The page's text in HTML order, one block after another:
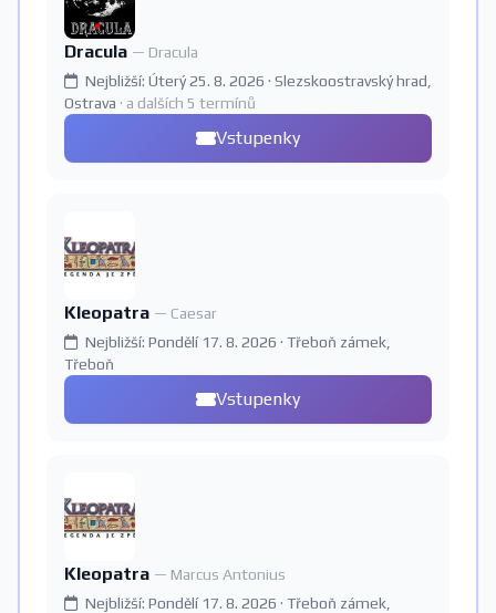
Dracula — Dracula
Nejbližší: Úterý 25. 8. 2026 · Slezskoostravský hrad,
Ostrava · a dalších 5 termínů
Vstupenky
Kleopatra — Caesar
Nejbližší: Pondělí 17. 8. 2026 · Třeboň zámek,
Třeboň
Vstupenky
Kleopatra — Marcus Antonius
Nejbližší: Pondělí 17. 8. 2026 · Třeboň zámek,